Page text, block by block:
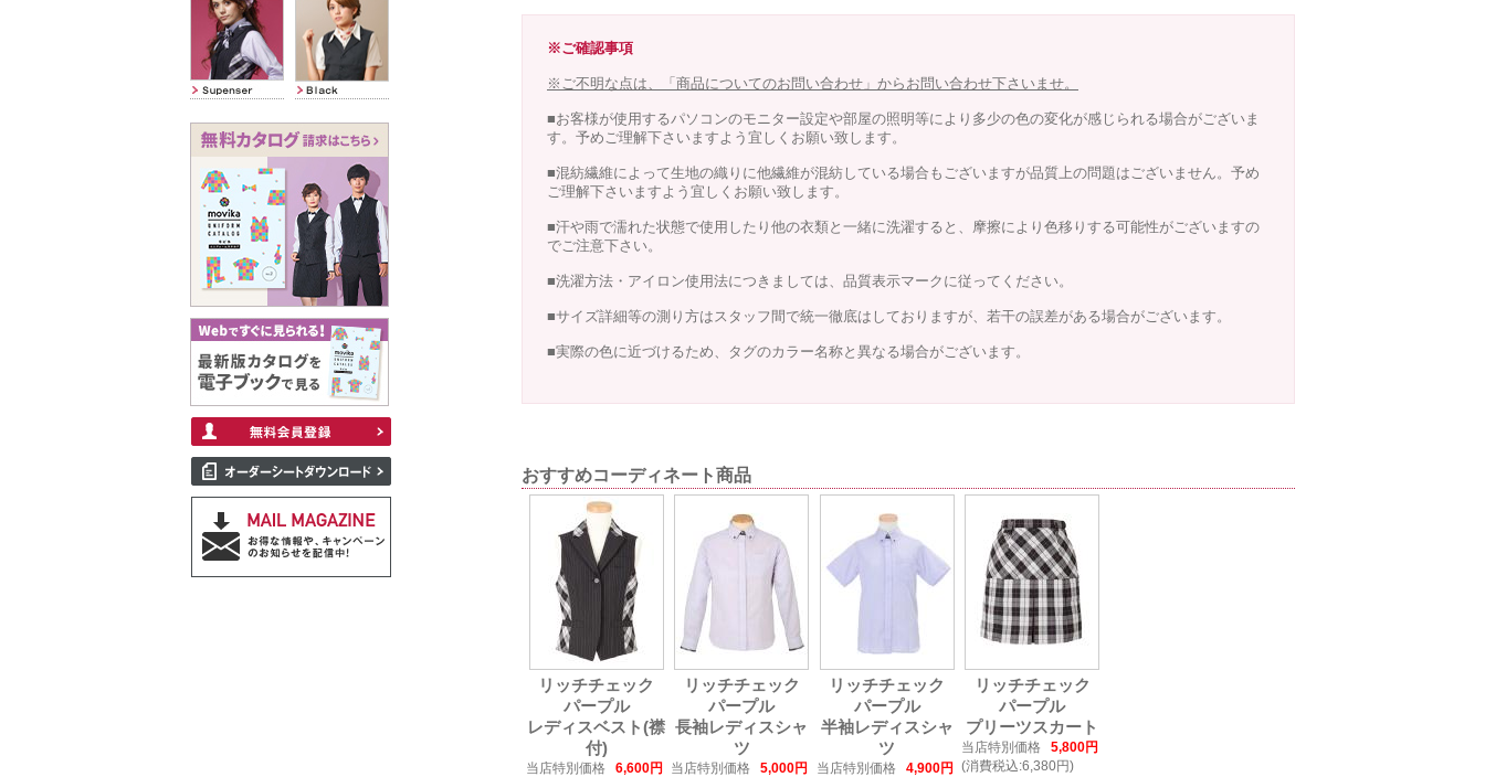
※ご確認事項
※ご不明な点は、「商品についてのお問い合わせ」からお問い合わせ下さいませ。
■お客様が使用するパソコンのモニター設定や部屋の照明等により多少の色の変化が感じられる場合がございま
す。予めご理解下さいますよう宜しくお願い致します。
■混紡繊維によって生地の織りに他繊維が混紡している場合もございますが品質上の問題はございません。予め
ご理解下さいますよう宜しくお願い致します。
■汗や雨で濡れた状態で使用したり他の衣類と一緒に洗濯すると、摩擦により色移りする可能性がございますの
でご注意下さい。
■洗濯方法・アイロン使用法につきましては、品質表示マークに従ってください。
■サイズ詳細等の測り方はスタッフ間で統一徹底はしておりますが、若干の誤差がある場合がございます。
■実際の色に近づけるため、タグのカラー名称と異なる場合がございます。
おすすめコーディネート商品
リッチチェック
パープル
レディスベスト(襟
付)
当店特別価格
6,600円
リッチチェック
パープル
長袖レディスシャ
ツ
当店特別価格
5,000円
リッチチェック
パープル
半袖レディスシャ
ツ
当店特別価格
4,900円
リッチチェック
パープル
プリーツスカート
当店特別価格
5,800円
(消費税込:6,380円)